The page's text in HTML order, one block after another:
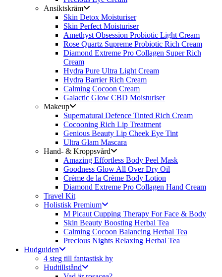
Ansiktskräm
Skin Detox Moisturiser
Skin Perfect Moisturiser
Amethyst Obsession Probiotic Light Cream
Rose Quartz Supreme Probiotic Rich Cream
Diamond Extreme Pro Collagen Super Rich
Cream
Hydra Pure Ultra Light Cream
Hydra Barrier Rich Cream
Calming Cocoon Cream
Galactic Glow CBD Moisturiser
Makeup
Supernatural Defence Tinted Rich Cream
Cocooning Rich Lip Treatment
Genious Beauty Lip Cheek Eye Tint
Ultra Glam Mascara
Hand- & Kroppsvård
Amazing Effortless Body Peel Mask
Goodness Glow All Over Dry Oil
Crème de la Crème Body Lotion
Diamond Extreme Pro Collagen Hand Cream
Travel Kit
Holistisk Premium
M Picaut Cupping Therapy For Face & Body
Skin Beauty Boosting Herbal Tea
Calming Cocoon Balancing Herbal Tea
Precious Nights Relaxing Herbal Tea
Hudguiden
4 steg till fantastisk hy
Hudtillstånd